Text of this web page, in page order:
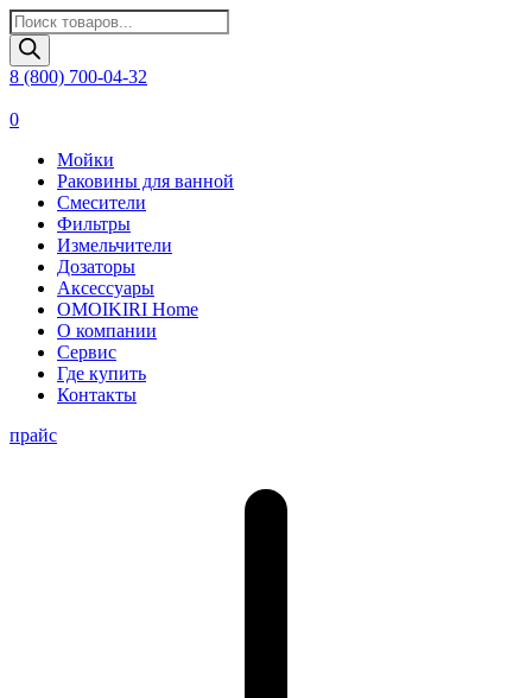
Поиск
товаров
8 (800) 700-04-32
0
Мойки
Раковины для ванной
Смесители
Фильтры
Измельчители
Дозаторы
Аксессуары
OMOIKIRI Home
О компании
Сервис
Где купить
Контакты
прайс